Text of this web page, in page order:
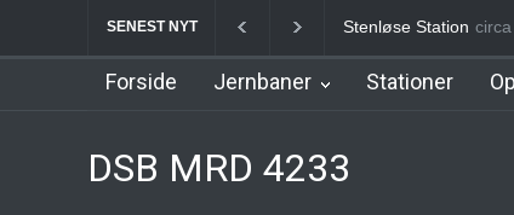
SENEST NYT Stenløse Station
Forside Jernbaner Stationer
DSB MRD 4233